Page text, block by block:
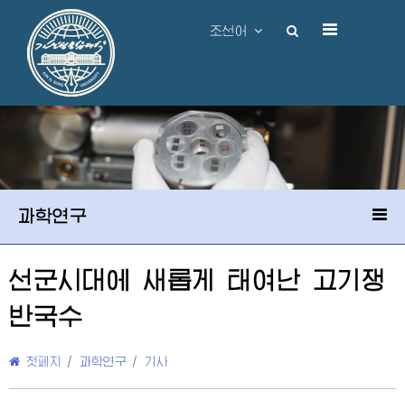
조선어
과학연구
선군시대에 새롭게 태여난 고기쟁
반국수
첫페지 / 과학연구 / 기사